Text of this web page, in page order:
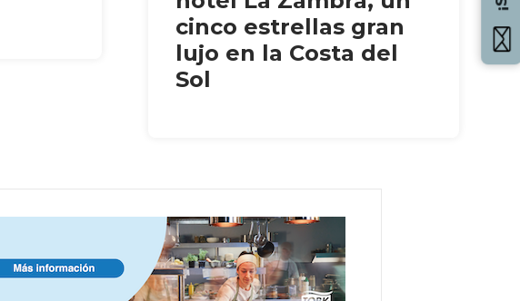
cinco estrellas gran
lujo en la Costa del
Sol